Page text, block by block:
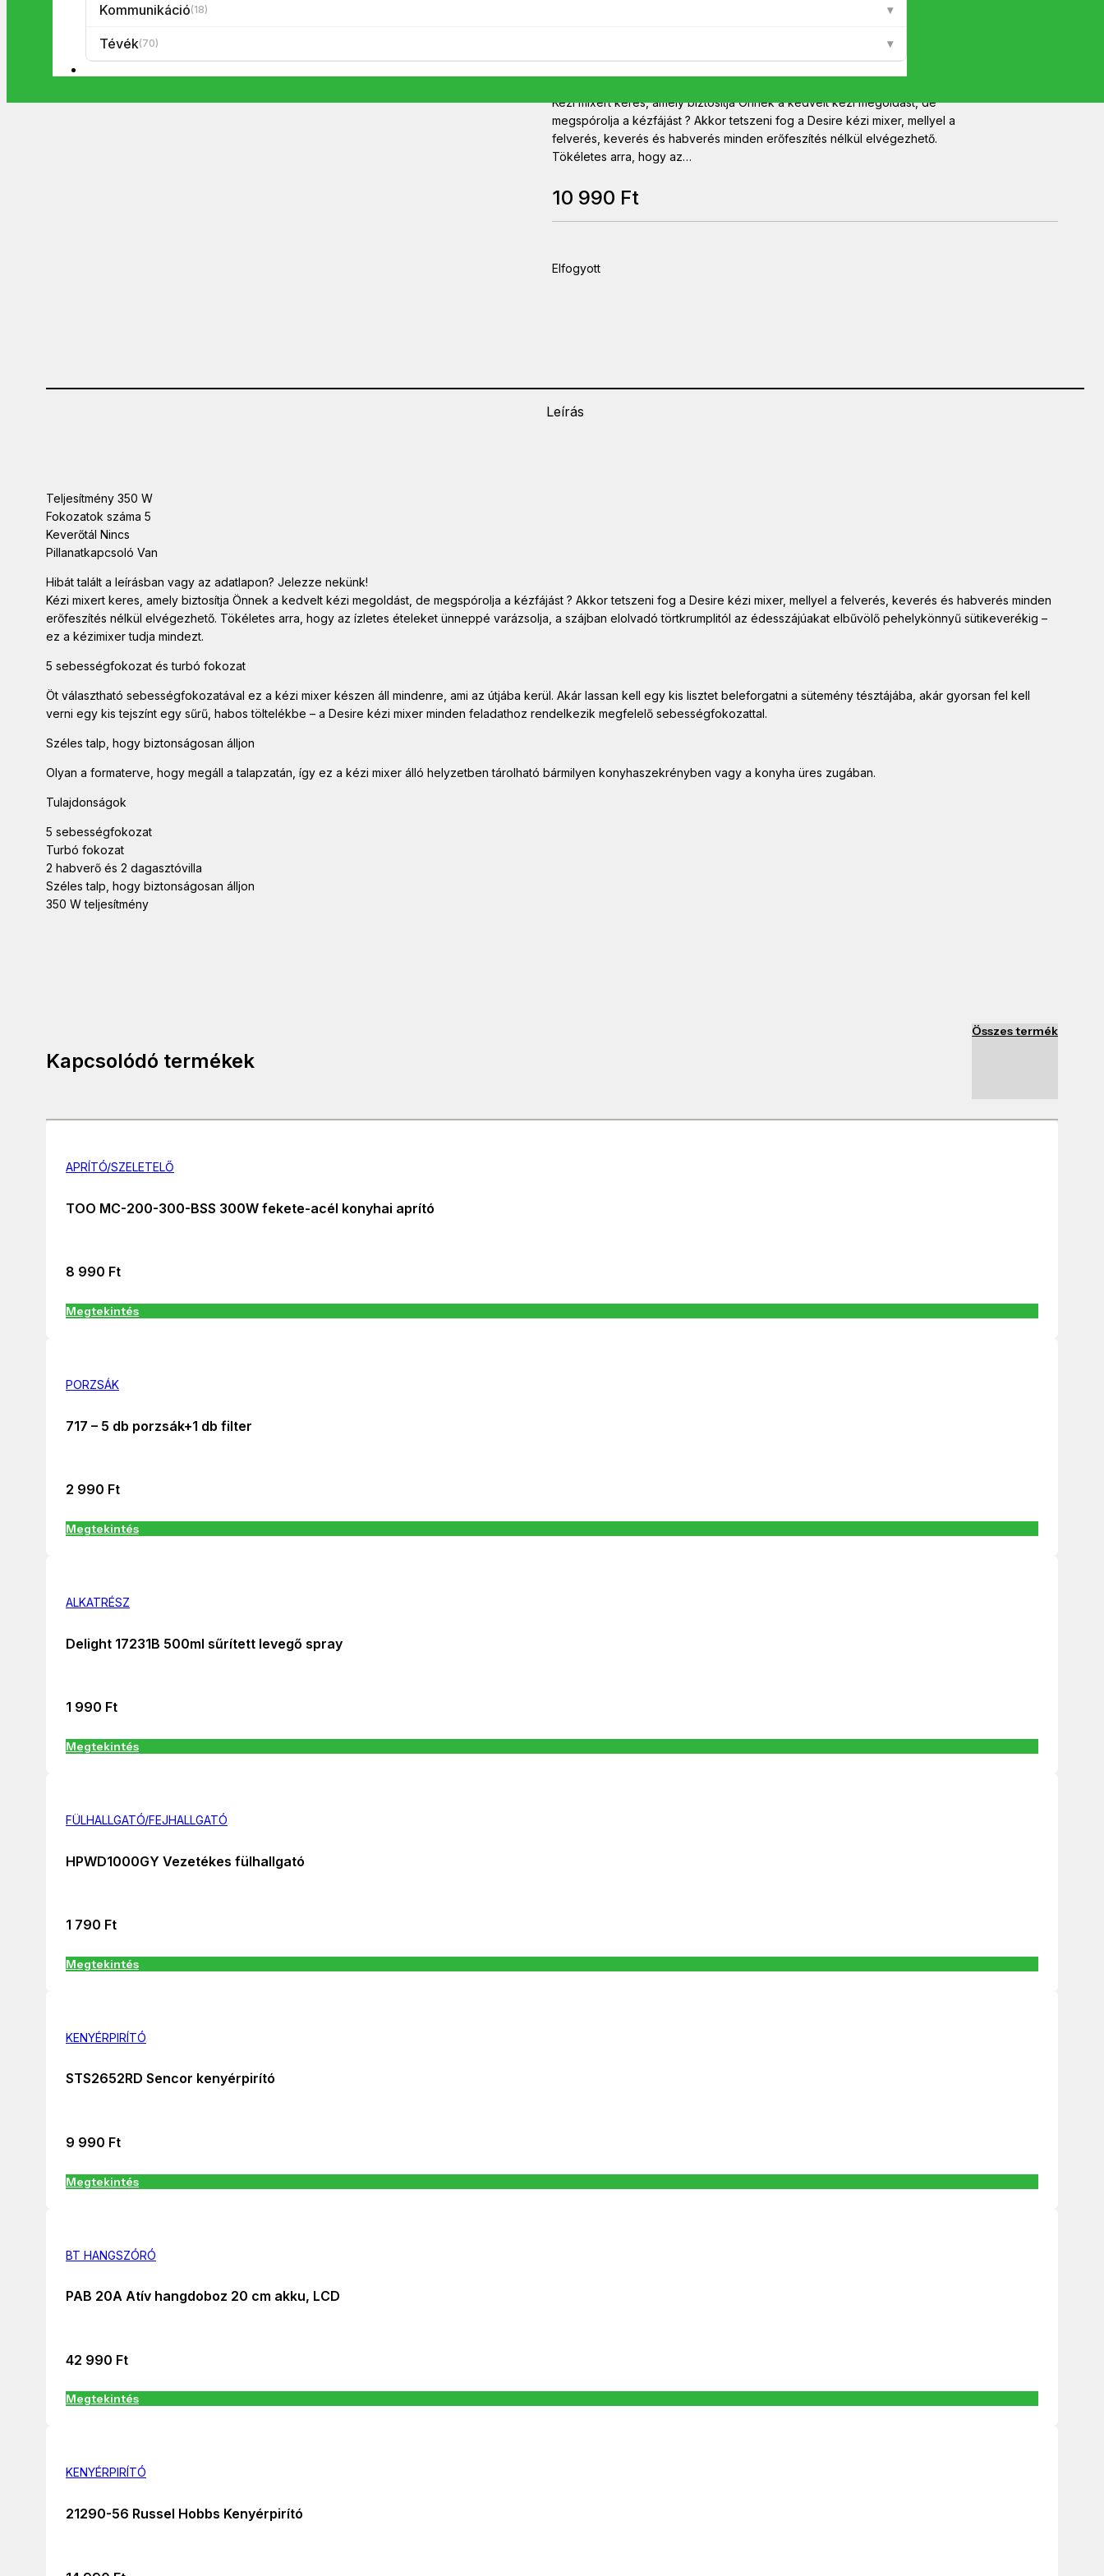
Kommunikáció(18) ▾
Tévék(70) ▾
Kézi mixert keres, amely biztosítja Önnek a kedvelt kézi megoldást, de
megspórolja a kézfájást ? Akkor tetszeni fog a Desire kézi mixer, mellyel a
felverés, keverés és habverés minden erőfeszítés nélkül elvégezhető.
Tökéletes arra, hogy az…
10 990 Ft
Elfogyott
Leírás
Teljesítmény 350 W
Fokozatok száma 5
Keverőtál Nincs
Pillanatkapcsoló Van
Hibát talált a leírásban vagy az adatlapon? Jelezze nekünk!
Kézi mixert keres, amely biztosítja Önnek a kedvelt kézi megoldást, de megspórolja a kézfájást ? Akkor tetszeni fog a Desire kézi mixer, mellyel a felverés, keverés és habverés minden
erőfeszítés nélkül elvégezhető. Tökéletes arra, hogy az ízletes ételeket ünneppé varázsolja, a szájban elolvadó törtkrumplitól az édesszájúakat elbűvölő pehelykönnyű sütikeverékig –
ez a kézimixer tudja mindezt.
5 sebességfokozat és turbó fokozat
Öt választható sebességfokozatával ez a kézi mixer készen áll mindenre, ami az útjába kerül. Akár lassan kell egy kis lisztet beleforgatni a sütemény tésztájába, akár gyorsan fel kell
verni egy kis tejszínt egy sűrű, habos töltelékbe – a Desire kézi mixer minden feladathoz rendelkezik megfelelő sebességfokozattal.
Széles talp, hogy biztonságosan álljon
Olyan a formaterve, hogy megáll a talapzatán, így ez a kézi mixer álló helyzetben tárolható bármilyen konyhaszekrényben vagy a konyha üres zugában.
Tulajdonságok
5 sebességfokozat
Turbó fokozat
2 habverő és 2 dagasztóvilla
Széles talp, hogy biztonságosan álljon
350 W teljesítmény
Kapcsolódó termékek
Összes termék
APRÍTÓ/SZELETELŐ
TOO MC-200-300-BSS 300W fekete-acél konyhai aprító
8 990 Ft
Megtekintés
PORZSÁK
717 – 5 db porzsák+1 db filter
2 990 Ft
Megtekintés
ALKATRÉSZ
Delight 17231B 500ml sűrített levegő spray
1 990 Ft
Megtekintés
FÜLHALLGATÓ/FEJHALLGATÓ
HPWD1000GY Vezetékes fülhallgató
1 790 Ft
Megtekintés
KENYÉRPIRÍTÓ
STS2652RD Sencor kenyérpirító
9 990 Ft
Megtekintés
BT HANGSZÓRÓ
PAB 20A Atív hangdoboz 20 cm akku, LCD
42 990 Ft
Megtekintés
KENYÉRPIRÍTÓ
21290-56 Russel Hobbs Kenyérpirító